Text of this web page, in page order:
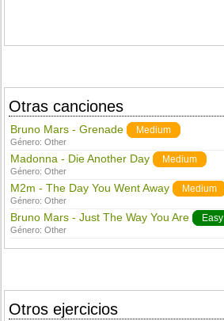
Otras canciones
Bruno Mars - Grenade Medium
Género:Other
Madonna - Die Another Day Medium
Género:Other
M2m - The Day You Went Away Medium
Género:Other
Bruno Mars - Just The Way You Are Easy
Género:Other
Otros ejercicios